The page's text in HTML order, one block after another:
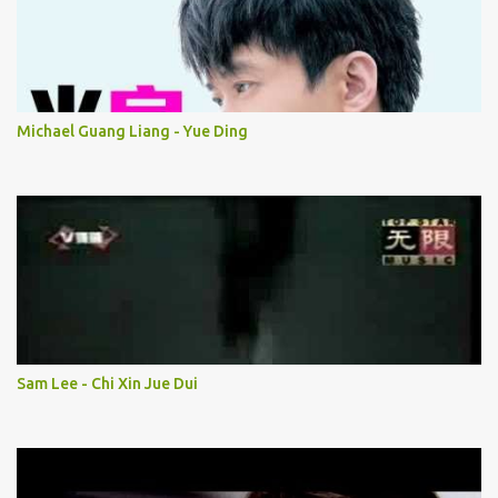
Michael Guang Liang - Yue Ding
Sam Lee - Chi Xin Jue Dui